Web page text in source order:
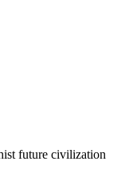
future civilization